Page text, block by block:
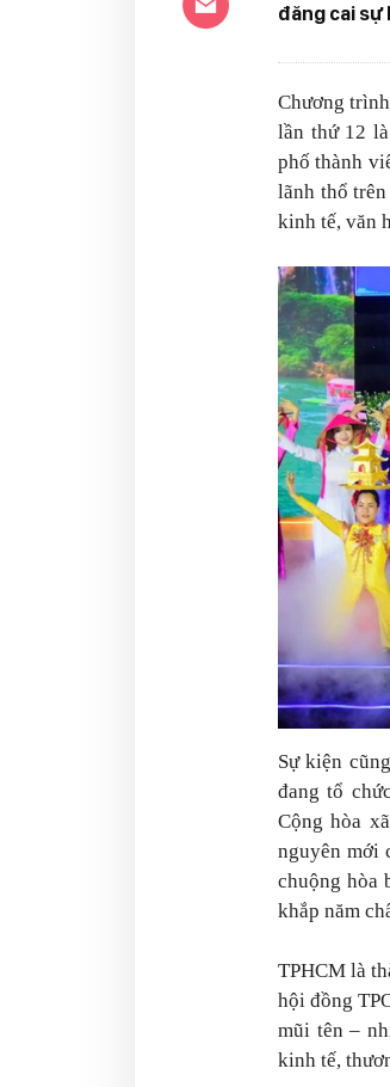
đăng cai sự
Chương
lần thứ 12
phố thành
lãnh thổ
kinh tế, văn
Sự kiện
đang tổ
Cộng hòa
nguyên mới
chuộng hòa
khắp năm
TPHCM là
hội đồng
mũi tên –
kinh tế,